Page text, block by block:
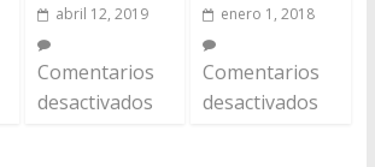
abril 12, 2019
Comentarios
desactivados
enero 1, 2018
Comentarios
desactivados